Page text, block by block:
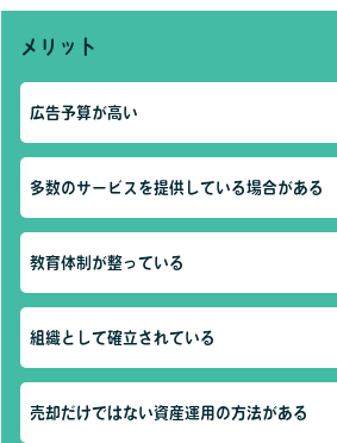
メリット
広告予算が高い
多数のサービスを提供している場合がある
教育体制が整っている
組織として確立されている
売却だけではない資産運用の方法がある